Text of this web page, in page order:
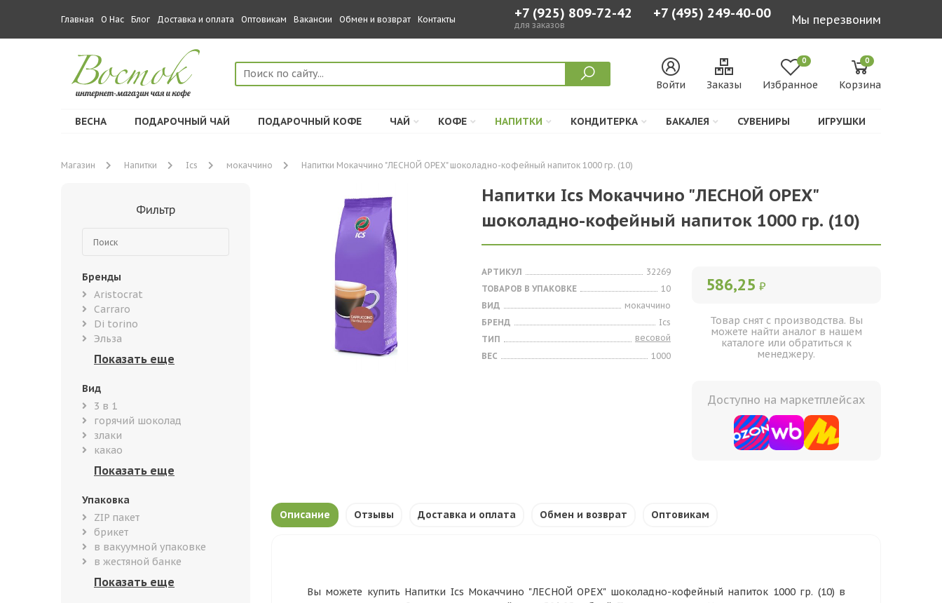
Главная О Нас Блог Доставка и оплата Оптовикам Вакансии Обмен и возврат Контакты +7 (925) 809-72-42
для заказов
+7 (495) 249-40-00 Мы перезвоним
Войти Заказы
0
Избранное
0
Корзина
ВЕСНА ПОДАРОЧНЫЙ ЧАЙ ПОДАРОЧНЫЙ КОФЕ ЧАЙ КОФЕ НАПИТКИ КОНДИТЕРКА БАКАЛЕЯ СУВЕНИРЫ ИГРУШКИ
Магазин Напитки Ics мокаччино Напитки Мокаччино "ЛЕСНОЙ ОРЕХ" шоколадно-кофейный напиток 1000 гр. (10)
Фильтр
Бренды
Aristocrat
Carraro
Di torino
Эльза
Вид
3 в 1
горячий шоколад
злаки
какао
Упаковка
ZIP пакет
брикет
в вакуумной упаковке
в жестяной банке
Напитки Ics Мокаччино "ЛЕСНОЙ ОРЕХ"
шоколадно-кофейный напиток 1000 гр. (10)
АРТИКУЛ
32269
ТОВАРОВ В УПАКОВКЕ
10
ВИД
мокаччино
БРЕНД
Ics
ТИП
весовой
ВЕС
1000
586,25 ₽
Товар снят с производства. Вы
можете найти аналог в нашем
каталоге или обратиться к
менеджеру.
Доступно на маркетплейсах
Описание Отзывы Доставка и оплата Обмен и возврат Оптовикам
Вы можете купить Напитки Ics Мокаччино "ЛЕСНОЙ ОРЕХ" шоколадно-кофейный напиток 1000 гр. (10) в